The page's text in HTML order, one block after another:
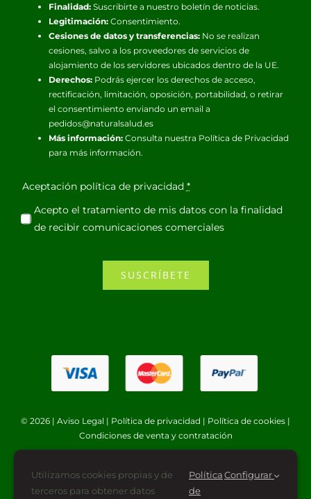
Finalidad:Suscribirte a nuestro boletín de noticias.
Legitimación:Consentimiento.
Cesiones de datos y transferencias:No se realizan
cesiones, salvo a los proveedores de servicios de
alojamiento de los servidores ubicados dentro de la UE.
Derechos:Podrás ejercer los derechos de acceso,
rectificación, limitación, oposición, portabilidad, o retirar
el consentimiento enviando un email a
pedidos@naturalsalud.es
Más información:Consulta nuestra Política de Privacidad
para más información.
Aceptación política de privacidad *
Acepto el tratamiento de mis datos con la finalidad
de recibir comunicaciones comerciales
SUSCRÍBETE
© 2026 | Aviso Legal | Política de privacidad | Política de cookies |
Condiciones de venta y contratación
Utilizamos cookies propias y de
terceros para obtener datos
Política
de
Configurar